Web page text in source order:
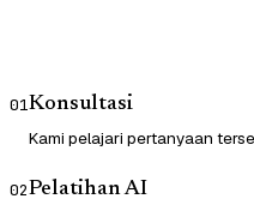
01Konsultasi
Kami pelajari pertanyaan
02Pelatihan AI